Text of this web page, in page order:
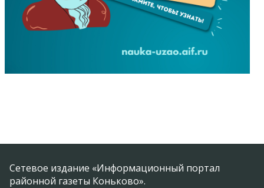
Сетевое издание «Информационный портал
районной газеты Коньково».